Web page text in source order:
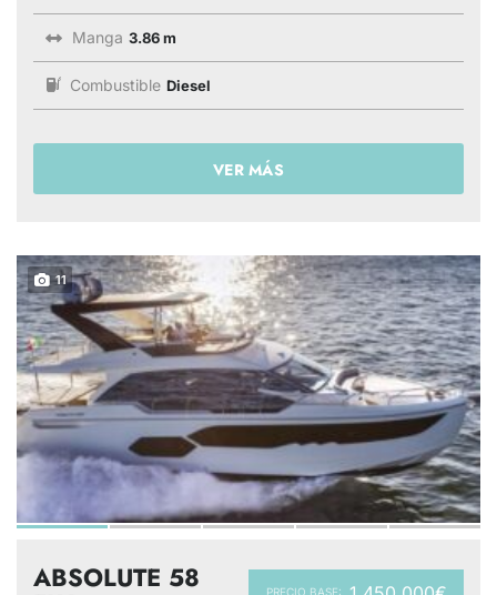
Manga 3.86 m
Combustible Diesel
VER MÁS
11
PRECIO BASE:
ABSOLUTE 58